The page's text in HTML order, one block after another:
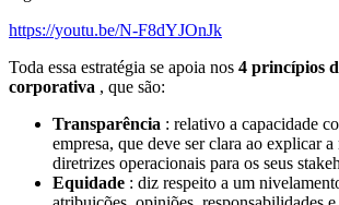
https://youtu.be/N-F8dYJOnJk
Toda essa estratégia se apoia nos 4 princípios
corporativa , que são:
Transparência : relativo a capacidade
empresa, que deve ser clara ao explicar a
diretrizes operacionais para os seus
Equidade : diz respeito a um